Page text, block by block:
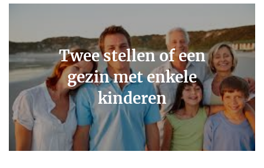
Twee stellen of een
gezin met enkele
kinderen